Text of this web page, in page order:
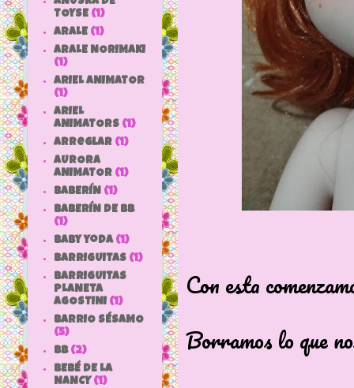
Con esta
Borramos lo que
TOYSE (1)
ARALE (1)
ARALE NORIMAKI
(1)
ARIEL ANIMATOR
(1)
ARIEL
ANIMATORS (1)
arreglar (1)
AURORA
ANIMATOR (1)
BABERÍN (1)
BABERÍN DE BB
(1)
baby yoda (1)
BARRIGUITAS (1)
BARRIGUITAS
PLANETA
AGOSTINI (1)
BARRIO SÉSAMO
(5)
bb (2)
BEBÉ DE LA
NANCY (1)